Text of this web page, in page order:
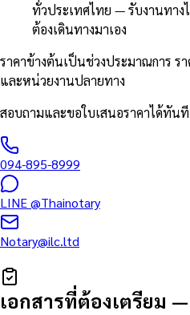
ทั่วประเทศไทย — รับงานทา
ต้องเดินทางมาเอง
ราคาข้างต้นเป็นช่วงประมาณการ ร
และหน่วยงานปลายทาง
สอบถามและขอใบเสนอราคาได้ทันที
094-895-8999
LINE@Thainotary
Notary@ilc.ltd
เอกสารที่ต้องเตรียม —